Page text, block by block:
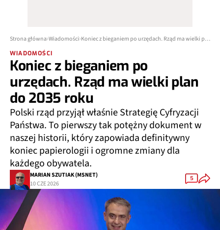
Strona główna Wiadomości
WIADOMOŚCI
Koniec z bieganiem po
urzędach. Rząd ma wielki plan
do 2035 roku
Polski rząd przyjął właśnie Strategię Cyfryzacji
Państwa. To pierwszy tak potężny dokument w
naszej historii, który zapowiada definitywny
koniec papierologii i ogromne zmiany dla
każdego obywatela.
MARIAN SZUTIAK (MSNET)
10 CZE 2026
5